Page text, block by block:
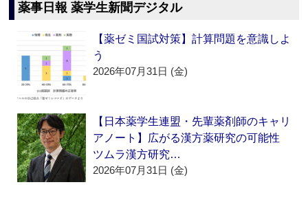
薬事日報 薬学生新聞デジタル
【薬ゼミ国試対策】計算問題を意識しよ
う
2026年07月31日 (金)
【日本薬学生連盟・先輩薬剤師のキャリ
アノート】広がる漢方薬研究の可能性
ツムラ漢方研究…
2026年07月31日 (金)